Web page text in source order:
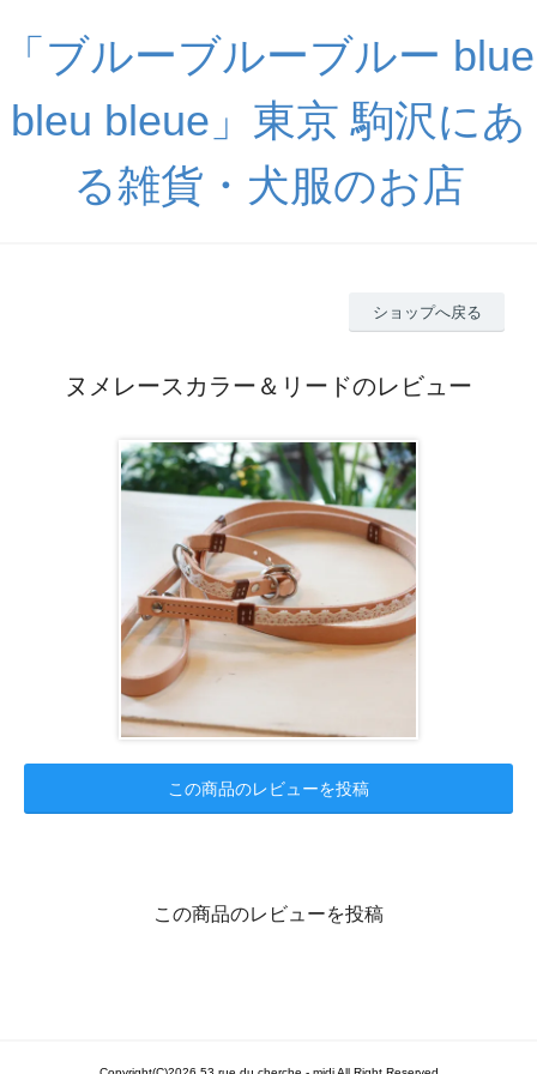
「ブルーブルーブルー blue
bleu bleue」東京 駒沢にあ
る雑貨・犬服のお店
ショップへ戻る
ヌメレースカラー＆リードのレビュー
この商品のレビューを投稿
この商品のレビューを投稿